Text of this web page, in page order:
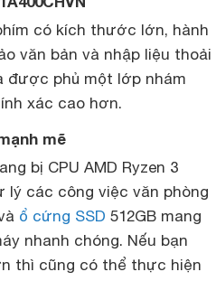
có kích thước lớn, hành
văn bản và nhập liệu thoải
được phủ một lớp nhám
xác cao hơn.
mẽ
bị CPU AMD Ryzen 3
lý các công việc văn phòng
ổ cứng SSD 512GB mang
nhanh chóng. Nếu bạn
thì cũng có thể thực hiện